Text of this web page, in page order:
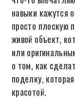
навыки кажутся
просто плоскую
живой объект,
или
о том, как
поделку,
красотой.